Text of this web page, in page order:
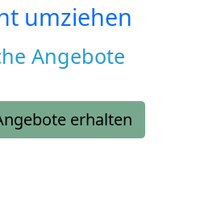
umziehen
Angebote
erhalten